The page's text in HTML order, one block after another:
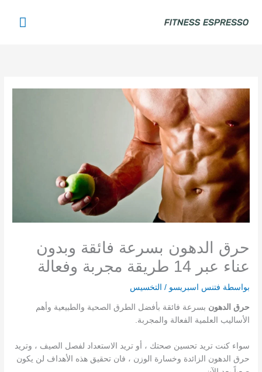
حرق الدهون بسرعة فائقة وبدون
عناء عبر 14 طريقة مجربة وفعالة
بواسطة فتنس اسبريسو/ التخسيس
حرق الدهون بسرعة فائقة بأفضل الطرق الصحية والطبيعية وأهم
الأساليب العلمية الفعالة والمجربة.
سواء كنت تريد تحسين صحتك ، أو تريد الاستعداد لفصل الصيف ، وتريد
حرق الدهون الزائدة وخسارة الوزن ، فان تحقيق هذه الأهداف لن يكون